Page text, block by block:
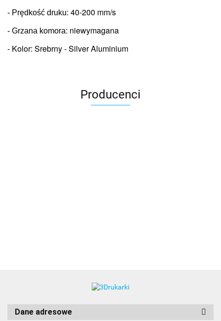
- Prędkość druku: 40-200 mm/s
- Grzana komora: niewymagana
- Kolor: Srebrny - Silver Aluminium
Producenci
Dane adresowe